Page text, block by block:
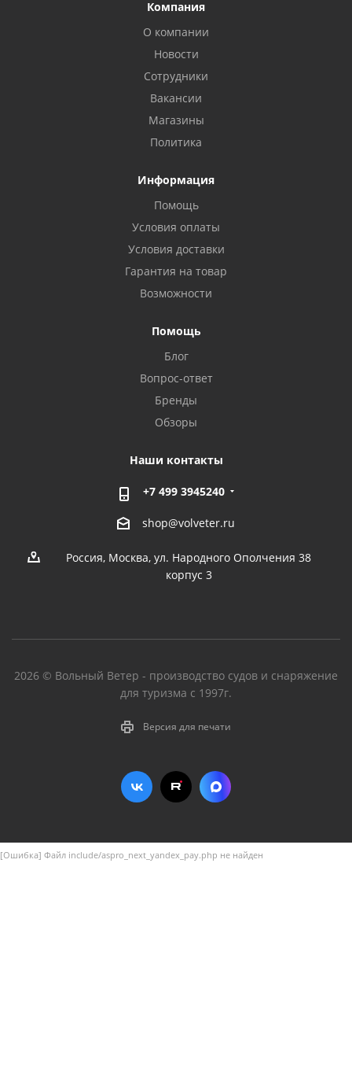
Компания
О компании
Новости
Сотрудники
Вакансии
Магазины
Политика
Информация
Помощь
Условия оплаты
Условия доставки
Гарантия на товар
Возможности
Помощь
Блог
Вопрос-ответ
Бренды
Обзоры
Наши контакты
+7 499 3945240
shop@volveter.ru
Россия, Москва, ул. Народного Ополчения 38
корпус 3
2026 © Вольный Ветер - производство судов и снаряжение
для туризма с 1997г.
Версия для печати
[Ошибка] Файл include/aspro_next_yandex_pay.php не найден